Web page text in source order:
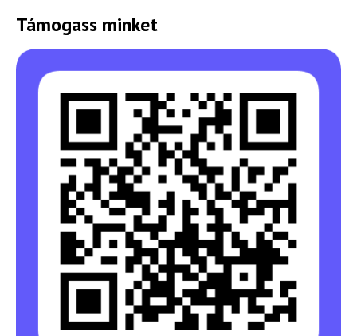
Támogass minket